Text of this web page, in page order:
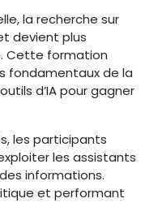
la recherche sur
devient plus
Cette formation
fondamentaux de la
d’IA pour gagner
les participants
les assistants
informations.
et performant